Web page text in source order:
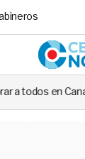
Nieve